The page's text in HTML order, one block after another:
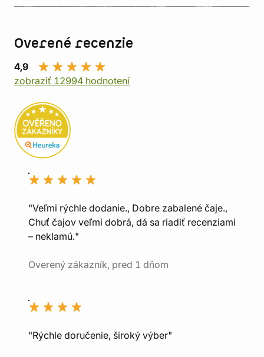
Overené recenzie
4,9
zobraziť 12994 hodnotení
"Veľmi rýchle dodanie., Dobre zabalené čaje.,
Chuť čajov veľmi dobrá, dá sa riadiť recenziami
– neklamú."
Overený zákazník, pred 1 dňom
"Rýchle doručenie, široký výber"